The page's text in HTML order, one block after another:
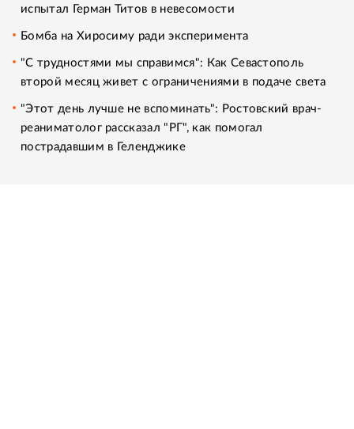
испытал Герман Титов в невесомости
Бомба на Хиросиму ради эксперимента
"С трудностями мы справимся": Как Севастополь
второй месяц живет с ограничениями в подаче света
"Этот день лучше не вспоминать": Ростовский врач-
реаниматолог рассказал "РГ", как помогал
пострадавшим в Геленджике